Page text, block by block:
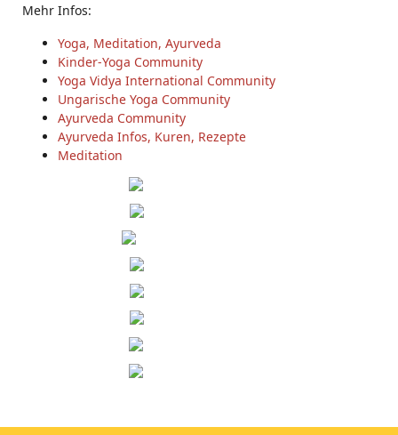
Mehr Infos:
Yoga, Meditation, Ayurveda
Kinder-Yoga Community
Yoga Vidya International Community
Ungarische Yoga Community
Ayurveda Community
Ayurveda Infos, Kuren, Rezepte
Meditation